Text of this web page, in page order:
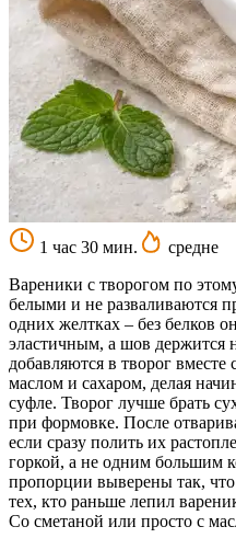
1 час 30 мин.
средне
Вареники с творогом по
белыми и не разваливаются
одних желтках – без белков
эластичным, а шов держится
добавляются в творог
маслом и сахаром, делая
суфле. Творог лучше брать
при формовке. После
если сразу полить их
горкой, а не одним большим
пропорции выверены так, что
тех, кто раньше лепил
Со сметаной или просто с